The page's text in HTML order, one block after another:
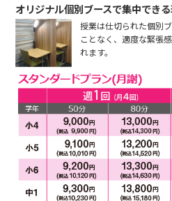
オリジナル個別ブースで集中できる
授業は仕切られた個別
ことなく、適度な緊張
れます。